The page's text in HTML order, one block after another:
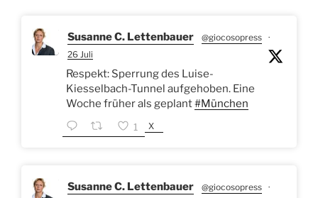
Susanne C. Lettenbauer @giocosopress ·
26 Juli
Respekt: Sperrung des Luise-
Kiesselbach-Tunnel aufgehoben. Eine
Woche früher als geplant#München
1 X
Susanne C. Lettenbauer @giocosopress ·